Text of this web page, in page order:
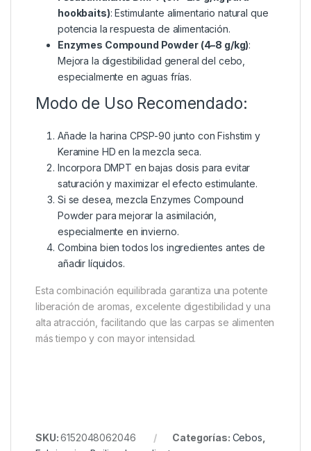
combinarla con otros ingredientes relacionados con
el pescado y estimulantes de la alimentación:
FeedStimulants Fishstim (3–8 g/kg)
: Potente
aroma en polvo con olor a pescado que
refuerza la atracción olfativa.
aminoácidos libres y altamente digestibles, que
estimulan el apetito y la ingesta.
FeedStimulants DMPT(0.7–2.5 g/kg para
hookbaits): Estimulante alimentario natural que
potencia la respuesta de alimentación.
Enzymes Compound Powder (4–8 g/kg)
Mejora la digestibilidad general del cebo,
especialmente en aguas frías.
Modo de Uso Recomendado:
Añade la harina CPSP-90 junto con Fishstim y
Keramine HD en la mezcla seca.
Incorpora DMPT en bajas dosis para evitar
añadir líquidos.